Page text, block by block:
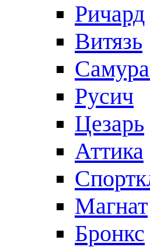
Ричард
Витязь
Русич
Цезарь
Аттика
Магнат
Бронкс